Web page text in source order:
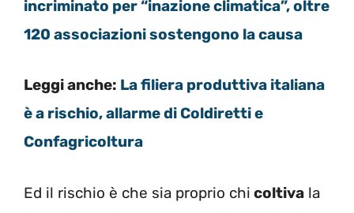
incriminato per “inazione climatica”, oltre
120 associazioni sostengono la causa
Leggi anche: La filiera produttiva italiana
è a rischio, allarme di Coldiretti e
Confagricoltura
Ed il rischio è che sia proprio chi coltiva la